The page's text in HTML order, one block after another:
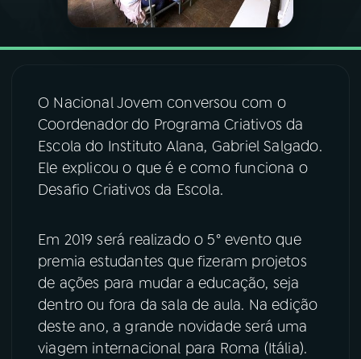
VIDEOCASTS
08FESTIVAL DE MÚSICA
ACOMPANHE A RÁDIO NACIONAL
Instagram X
TikTok
O Nacional Jovem conversou com o
Coordenador do Programa Criativos da
Escola do Instituto Alana, Gabriel Salgado.
Ele explicou o que é e como funciona o
Desafio Criativos da Escola.
Em 2019 será realizado o 5° evento que
premia estudantes que fizeram projetos
de ações para mudar a educação, seja
dentro ou fora da sala de aula. Na edição
deste ano, a grande novidade será uma
viagem internacional para Roma (Itália).